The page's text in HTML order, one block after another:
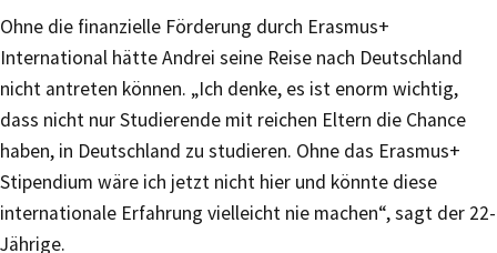
Ohne die finanzielle Förderung durch Erasmus+
International hätte Andrei seine Reise nach Deutschland
nicht antreten können. „Ich denke, es ist enorm wichtig,
dass nicht nur Studierende mit reichen Eltern die Chance
haben, in Deutschland zu studieren. Ohne das Erasmus+
Stipendium wäre ich jetzt nicht hier und könnte diese
internationale Erfahrung vielleicht nie machen“, sagt der 22-
Jährige.